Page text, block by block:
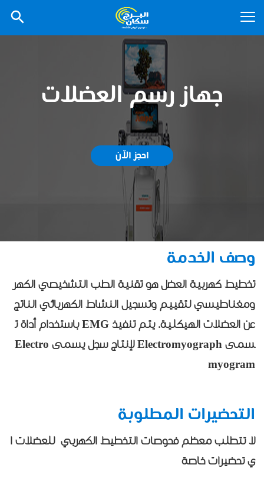
جهاز رسم العضلات
احجز الآن
وصف الخدمة
تخطيط كهربية العضل هو تقنية الطب التشخيصي الكهر
ومغناطيسي لتقييم وتسجيل النشاط الكهربائي الناتج
عن العضلات الهيكلية. يتم تنفيذ EMG باستخدام أداة ت
سمى Electromyograph لإنتاج سجل يسمى Electro
myogram
التحضيرات المطلوبة
لا تتطلب معظم فحوصات التخطيط الكهربي للعضلات ا
ي تحضيرات خاصة